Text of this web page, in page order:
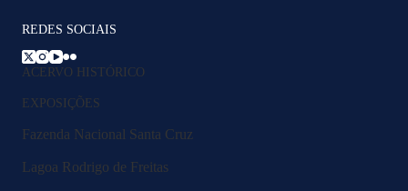
REDES SOCIAIS
ACERVO HISTÓRICO
EXPOSIÇÕES
Fazenda Nacional Santa Cruz
Lagoa Rodrigo de Freitas